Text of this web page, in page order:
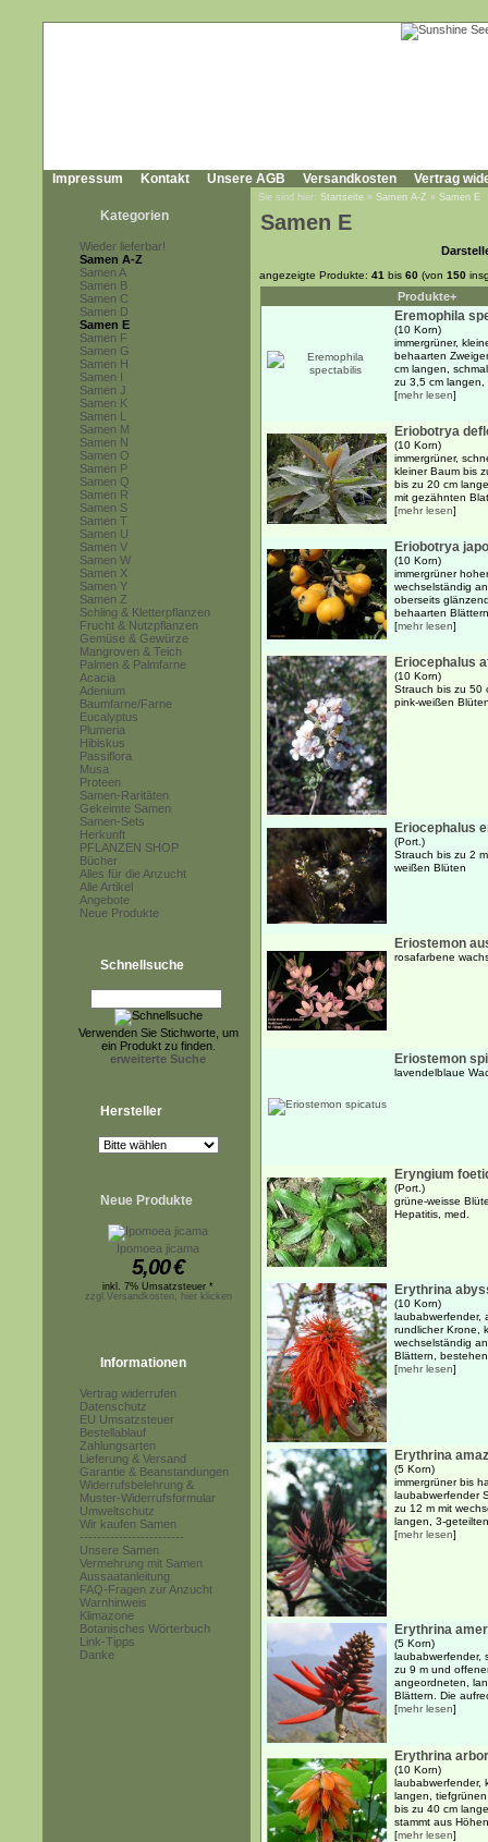
Impressum Kontakt Unsere AGB Versandkosten Vertrag
Kategorien
Wieder lieferbar!
Samen A-Z
Samen A
Samen B
Samen C
Samen D
Samen E
Samen F
Samen G
Samen H
Samen I
Samen J
Samen K
Samen L
Samen M
Samen N
Samen O
Samen P
Samen Q
Samen R
Samen S
Samen T
Samen U
Samen V
Samen W
Samen X
Samen Y
Samen Z
Schling & Kletterpflanzen
Frucht & Nutzpflanzen
Gemüse & Gewürze
Mangroven & Teich
Palmen & Palmfarne
Acacia
Adenium
Baumfarne/Farne
Eucalyptus
Plumeria
Hibiskus
Passiflora
Musa
Proteen
Samen-Raritäten
Gekeimte Samen
Samen-Sets
Herkunft
PFLANZEN SHOP
Bücher
Alles für die Anzucht
Alle Artikel
Angebote
Neue Produkte
Schnellsuche
Verwenden Sie Stichworte, um
ein Produkt zu finden.
erweiterte Suche
Hersteller
Neue Produkte
Ipomoea jicama
5,00€
inkl. 7% Umsatzsteuer *
zzgl.Versandkosten, hier klicken
Informationen
Vertrag widerrufen
Datenschutz
EU Umsatzsteuer
Bestellablauf
Zahlungsarten
Lieferung & Versand
Garantie & Beanstandungen
Widerrufsbelehrung &
Muster-Widerrufsformular
Umweltschutz
Wir kaufen Samen
------------------------
Unsere Samen
Vermehrung mit Samen
Aussaatanleitung
FAQ-Fragen zur Anzucht
Warnhinweis
Klimazone
Botanisches Wörterbuch
Link-Tipps
Danke
Sie sind hier: Startseite » Samen A-Z » Samen E
Samen E
angezeigte Produkte: 41 bis 60 (von 150
Produkte+
Eremophila
(10 Korn)
immergrüner,
behaarten
cm langen,
zu 3,5 cm langen,
[mehr lesen]
Eriobotrya
(10 Korn)
immergrüner,
kleiner Baum bis
bis zu 20 cm
mit gezähnten
[mehr lesen]
Eriobotrya
(10 Korn)
immergrüner
wechselständig
oberseits
behaarten
[mehr lesen]
Eriocephalus
(10 Korn)
Strauch bis zu 50
pink-weißen
Eriocephalus
(Port.)
Strauch bis zu 2
weißen Blüten
Eriostemon
rosafarbene
Eriostemon
lavendelblaue
Eryngium
(Port.)
grüne-weisse
Hepatitis, med.
Erythrina
(10 Korn)
laubabwerfender,
rundlicher Krone,
wechselständig
Blättern,
[mehr lesen]
Erythrina
(5 Korn)
immergrüner bis
laubabwerfender
zu 12 m mit
langen, 3-
[mehr lesen]
Erythrina
(5 Korn)
laubabwerfender,
zu 9 m und
angeordneten,
Blättern. Die
[mehr lesen]
Erythrina
(10 Korn)
laubabwerfender,
langen,
bis zu 40 cm
stammt aus
[mehr lesen]